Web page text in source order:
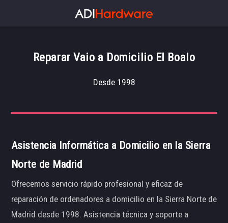
Reparar Vaio a Domicilio El Boalo
Desde 1998
Asistencia Informática a Domicilio en la Sierra
Norte de Madrid
Ofrecemos servicio rápido profesional y eficaz de
reparación de ordenadores a domicilio en la Sierra Norte de
Madrid desde 1998. Asistencia técnica y soporte a